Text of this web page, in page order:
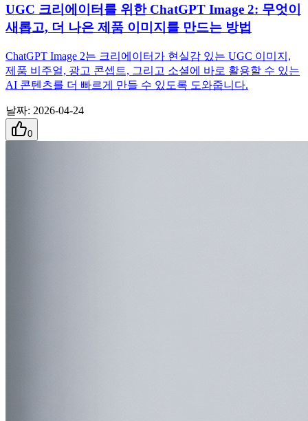
UGC 크리에이터를 위한 ChatGPT Image 2: 무엇이
새롭고, 더 나은 제품 이미지를 만드는 방법
ChatGPT Image 2는 크리에이터가 현실감 있는 UGC 이미지,
제품 비주얼, 광고 콘셉트, 그리고 소셜에 바로 활용할 수 있는
AI 콘텐츠를 더 빠르게 만들 수 있도록 도와줍니다.
날짜: 2026-04-24
0